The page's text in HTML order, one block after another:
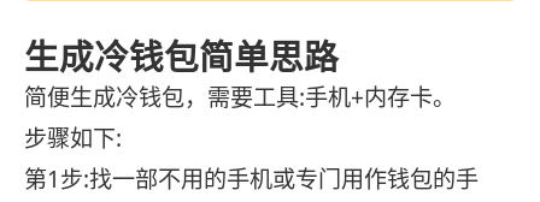
生成冷钱包简单思路
简便生成冷钱包，需要工具:手机+内存卡。
步骤如下:
第1步:找一部不用的手机或专门用作钱包的手